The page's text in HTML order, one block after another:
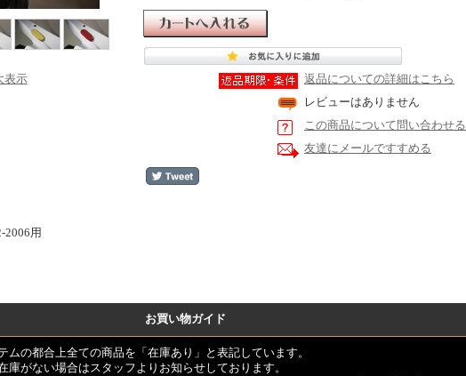
表示
返品についての詳細はこちら
レビューはありません
この商品について問い合わせる
友達にメールですすめる
2006用
お買い物ガイド
ムの都合上全ての商品を「在庫あり」と表記しています。
庫がない場合はスタッフよりお知らせしております。